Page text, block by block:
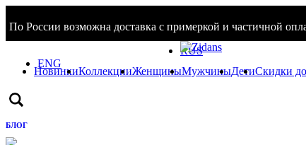
По России возможна доставка с примеркой и частичной
Войти / Зарегистрироваться
RUS
ENG
НовинкиКоллекцииЖенщиныМужчиныДетиСкидки
БЛОГ